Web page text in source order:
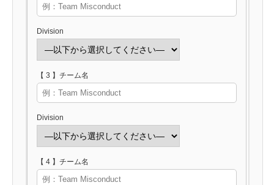
Division
【 3 】チーム名
Division
【 4 】チーム名